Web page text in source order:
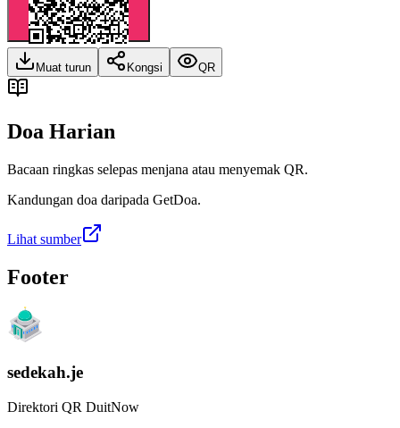
Muat turun Kongsi QR
Doa Harian
Bacaan ringkas selepas menjana atau menyemak QR.
Kandungan doa daripada GetDoa.
Lihat sumber
Footer
sedekah.je
Direktori QR DuitNow